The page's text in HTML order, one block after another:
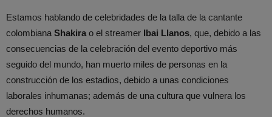
Estamos hablando de celebridades de la talla de la cantante
colombiana Shakira o el streamer Ibai Llanos, que, debido a las
consecuencias de la celebración del evento deportivo más
seguido del mundo, han muerto miles de personas en la
construcción de los estadios, debido a unas condiciones
laborales inhumanas; además de una cultura que vulnera los
derechos humanos.